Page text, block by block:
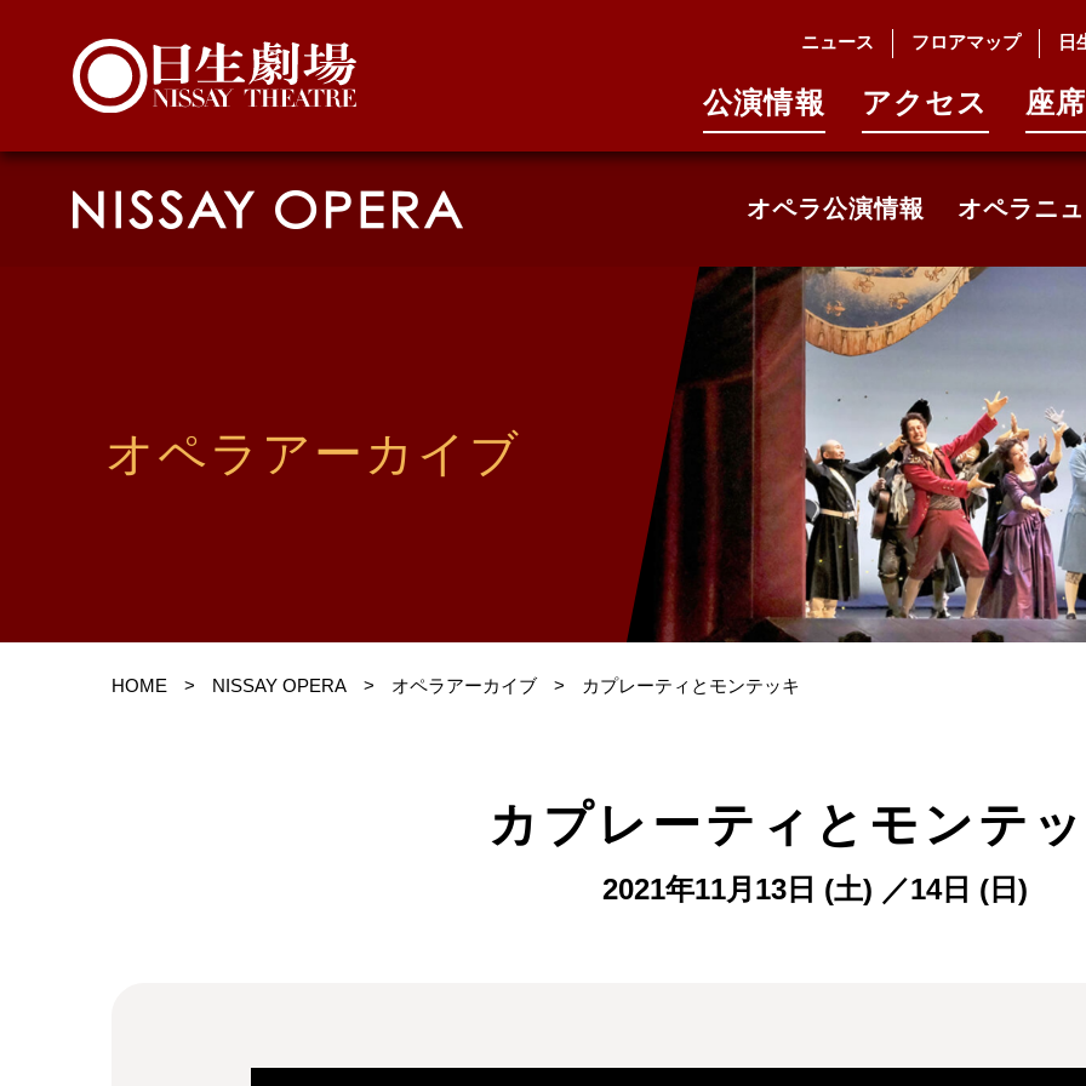
ニュース フロアマップ 日
公演情報 アクセス 座
オペラ公演情報 オペラニ
オペラ アーカイブ
HOME > NISSAY OPERA > オペラアーカイブ > カプレーティとモンテッキ
カプレーティとモンテ
2021年11月13日 (土) ／14日 (日)